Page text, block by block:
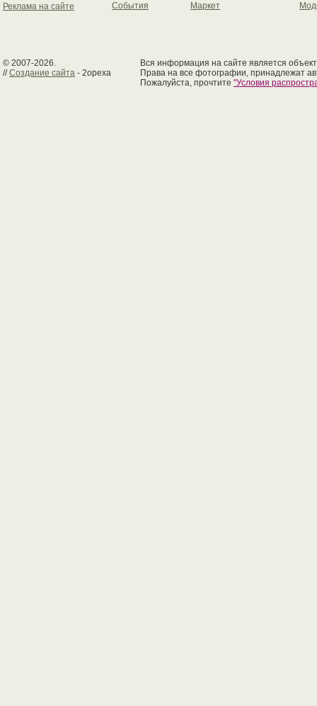
Реклама на сайте События Маркет
© 2007-2026.
//Создание сайта - 2opexa
Вся информация на сайте является
Права на все фотографии, принадлежат
Пожалуйста, прочтите "Условия